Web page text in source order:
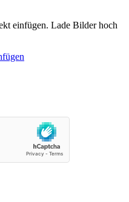
einfügen. Lade Bilder hoch